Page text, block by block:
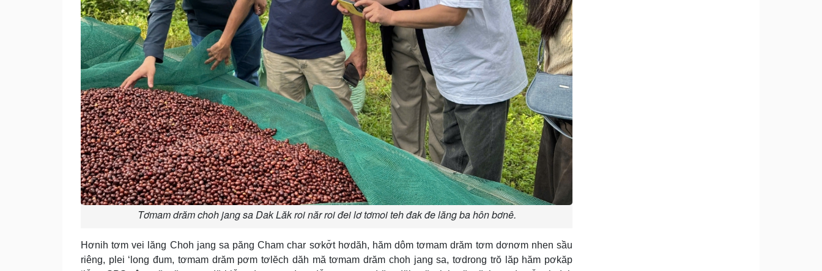
Tơmam drăm choh jang sa Dak Lăk roi năr roi đei lơ tơmoi teh đak đe lăng ba hôn bơnê.
Hơnih tơm vei lăng Choh jang sa păng Cham char sơkơ̆t hơdăh, hăm dôm tơmam drăm tơm dơnơm nhen sầu
riêng, plei ‘long đum, tơmam drăm pơm tơlĕch dăh mă tơmam drăm choh jang sa, tơdrong trŏ lăp hăm pơkăp